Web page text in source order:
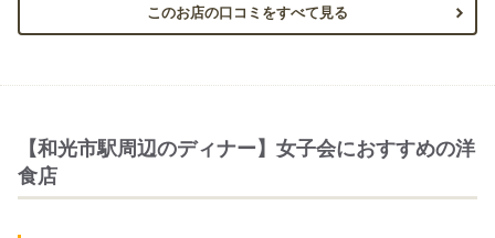
このお店の口コミをすべて見る
【和光市駅周辺のディナー】女子会におすすめの洋
食店